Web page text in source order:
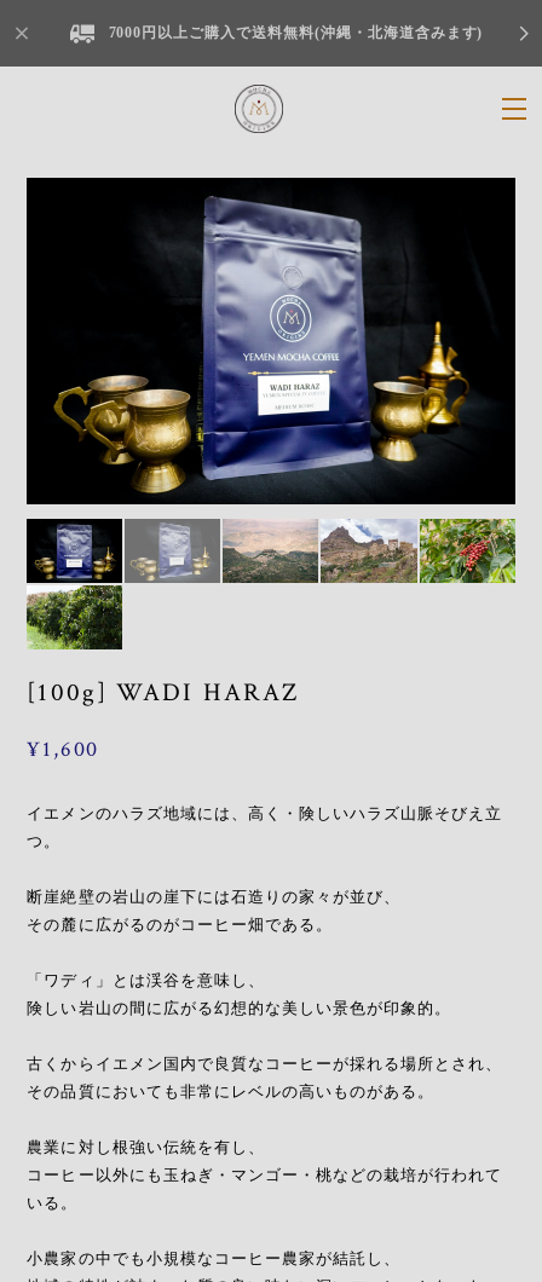
7000円以上ご購入で送料無料(沖縄・北海道含みます)
[100g] WADI HARAZ
¥1,600
イエメンのハラズ地域には、高く・険しいハラズ山脈そびえ立
つ。
断崖絶壁の岩山の崖下には石造りの家々が並び、
その麓に広がるのがコーヒー畑である。
「ワディ」とは渓谷を意味し、
険しい岩山の間に広がる幻想的な美しい景色が印象的。
古くからイエメン国内で良質なコーヒーが採れる場所とされ、
その品質においても非常にレベルの高いものがある。
農業に対し根強い伝統を有し、
コーヒー以外にも玉ねぎ・マンゴー・桃などの栽培が行われて
いる。
小農家の中でも小規模なコーヒー農家が結託し、